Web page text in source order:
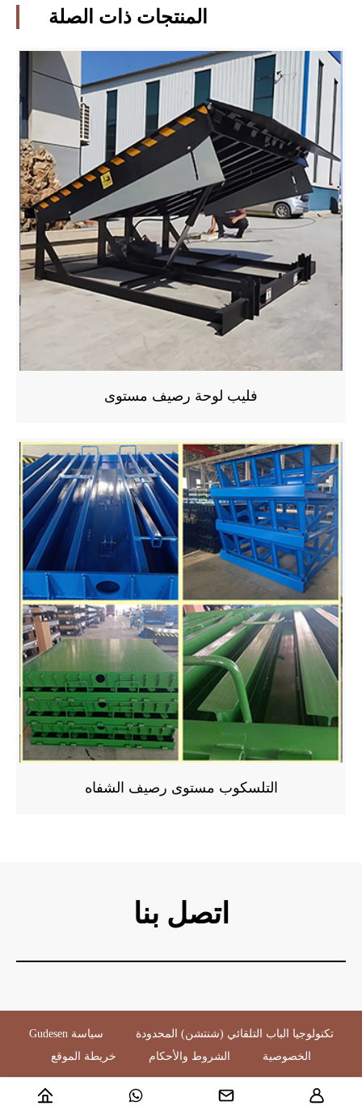
المنتجات ذات الصلة
فليب لوحة رصيف مستوى
التلسكوب مستوى رصيف الشفاه
اتصل بنا
Gudesen تكنولوجيا الباب التلقائي (شنتشن) المحدودة سياسة
الخصوصية
الشروط والأحكام خريطة الموقع